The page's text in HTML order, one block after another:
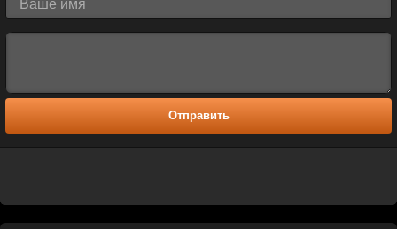
Отправить